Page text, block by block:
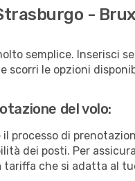
-
semplice. Inserisci
scorri le opzioni
del volo:
processo di
dei posti. Per
tariffa che si adatta al